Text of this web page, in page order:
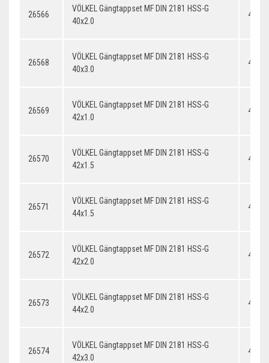
26566
VÖLKEL Gängtappset MF DIN 2181 HSS-G
40x2.0
26568
VÖLKEL Gängtappset MF DIN 2181 HSS-G
40x3.0
26569
VÖLKEL Gängtappset MF DIN 2181 HSS-G
42x1.0
26570
VÖLKEL Gängtappset MF DIN 2181 HSS-G
42x1.5
26571
VÖLKEL Gängtappset MF DIN 2181 HSS-G
44x1.5
26572
VÖLKEL Gängtappset MF DIN 2181 HSS-G
42x2.0
26573
VÖLKEL Gängtappset MF DIN 2181 HSS-G
44x2.0
26574
VÖLKEL Gängtappset MF DIN 2181 HSS-G
42x3.0